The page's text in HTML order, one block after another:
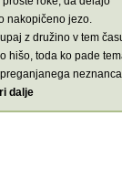
nakopičeno jezo.
z družino v tem
hišo, toda ko pade
dalje